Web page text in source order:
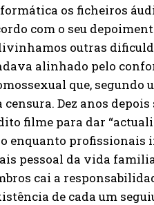
os ficheiros
com o seu
outras
alinhado pelo
que, segundo
censura. Dez anos
filme para dar
enquanto profissionais
pessoal da vida
cai a
de cada um